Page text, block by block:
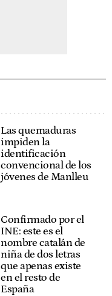
Las quemaduras
impiden la
identificación
convencional de los
jóvenes de Manlleu
Confirmado por el
INE: este es el
nombre catalán de
niña de dos letras
que apenas existe
en el resto de
España